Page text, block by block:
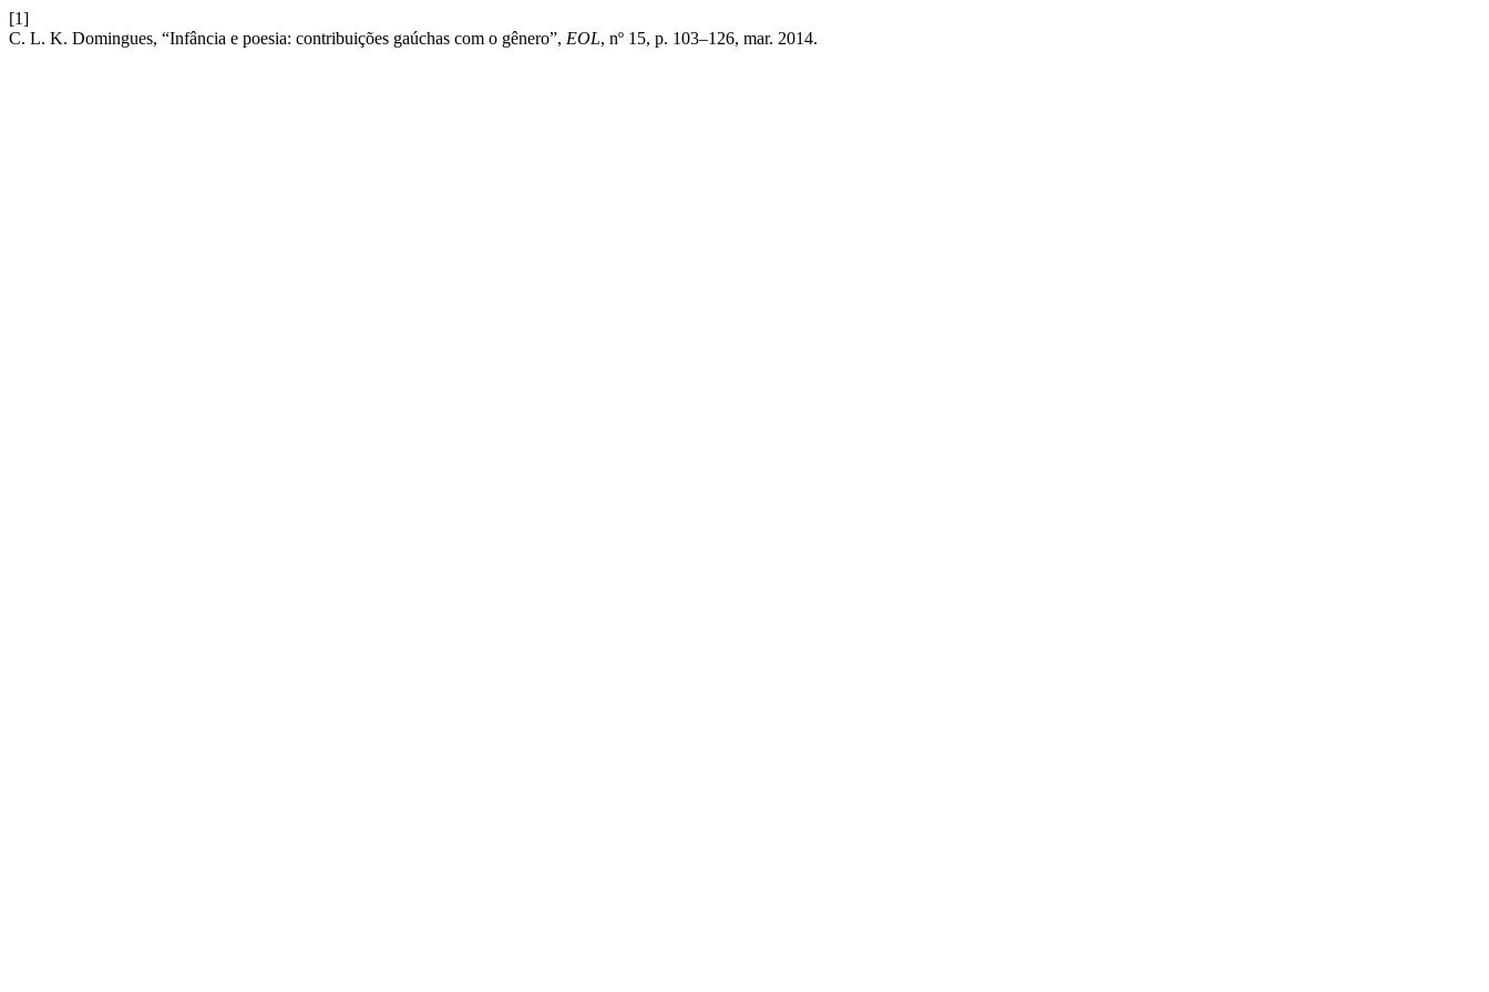
[1]
C. L. K. Domingues, “Infância e poesia: contribuições gaúchas com o gênero”, EOL, nº 15, p. 103–126, mar. 2014.